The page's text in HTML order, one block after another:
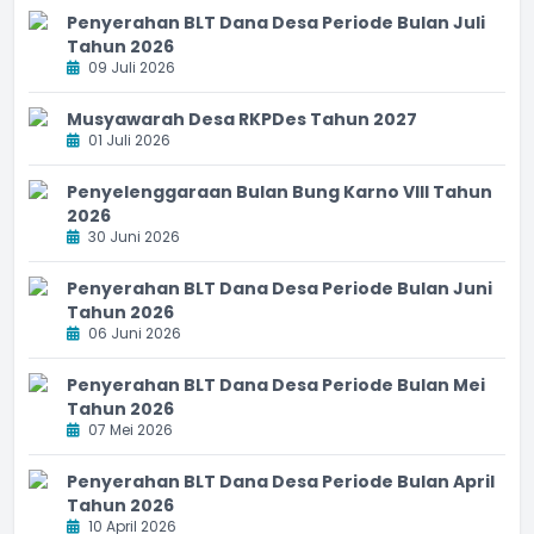
Penyerahan BLT Dana Desa Periode Bulan Juli
Tahun 2026
09 Juli 2026
Musyawarah Desa RKPDes Tahun 2027
01 Juli 2026
Penyelenggaraan Bulan Bung Karno VIII Tahun
2026
30 Juni 2026
Penyerahan BLT Dana Desa Periode Bulan Juni
Tahun 2026
06 Juni 2026
Penyerahan BLT Dana Desa Periode Bulan Mei
Tahun 2026
07 Mei 2026
Penyerahan BLT Dana Desa Periode Bulan April
Tahun 2026
10 April 2026